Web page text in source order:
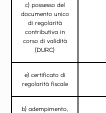
c) possesso del
documento unico
di regolarità
contributiva in
corso di validità
(DURC)
e) certificato di
regolarità fiscale
b) adempimento,